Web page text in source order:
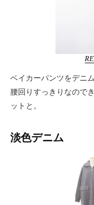
ベイカーパンツをデニ
腰回りすっきりなので
ットと。
淡色デニム